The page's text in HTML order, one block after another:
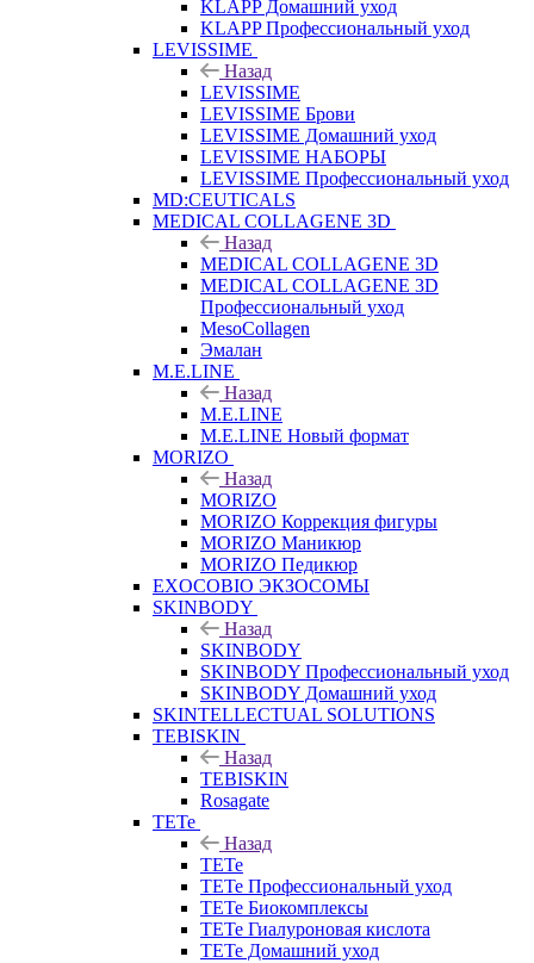
KLAPP Домашний уход
KLAPP Профессиональный уход
LEVISSIME
Назад
LEVISSIME
LEVISSIME Брови
LEVISSIME Домашний уход
LEVISSIME НАБОРЫ
LEVISSIME Профессиональный уход
MD:CEUTICALS
MEDICAL COLLAGENE 3D
Назад
MEDICAL COLLAGENE 3D
MEDICAL COLLAGENE 3D
Профессиональный уход
MesoCollagen
Эмалан
M.E.LINE
Назад
M.E.LINE
M.E.LINE Новый формат
MORIZO
Назад
MORIZO
MORIZO Коррекция фигуры
MORIZO Маникюр
MORIZO Педикюр
EXOCOBIO ЭКЗОСОМЫ
SKINBODY
Назад
SKINBODY
SKINBODY Профессиональный уход
SKINBODY Домашний уход
SKINTELLECTUAL SOLUTIONS
TEBISKIN
Назад
TEBISKIN
Rosagate
TETe
Назад
TETe
TETe Профессиональный уход
TETe Биокомплексы
TETe Гиалуроновая кислота
TETe Домашний уход